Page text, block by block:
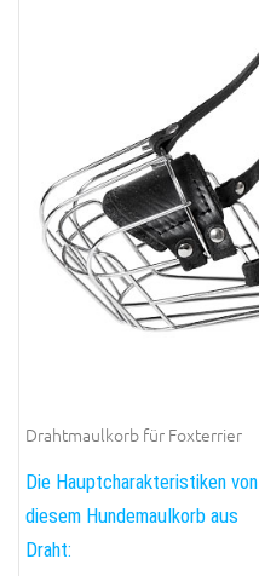
Drahtmaulkorb für Foxterrier
Die Hauptcharakteristiken von
diesem Hundemaulkorb aus
Draht: